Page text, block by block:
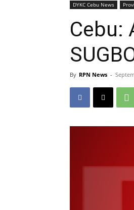
DYKC Cebu News
Cebu:
By RPN News -